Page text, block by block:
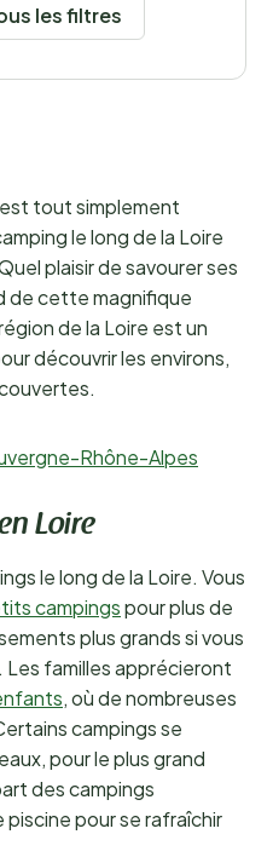
les filtres
tout simplement
le long de la Loire
plaisir de savourer ses
de cette magnifique
de la Loire est un
découvrir les environs,
Rhône-Alpes
Loire
le long de la Loire. Vous
campingspour plus de
plus grands si vous
familles apprécieront
, où de nombreuses
campings se
pour le plus grand
des campings
pour se rafraîchir